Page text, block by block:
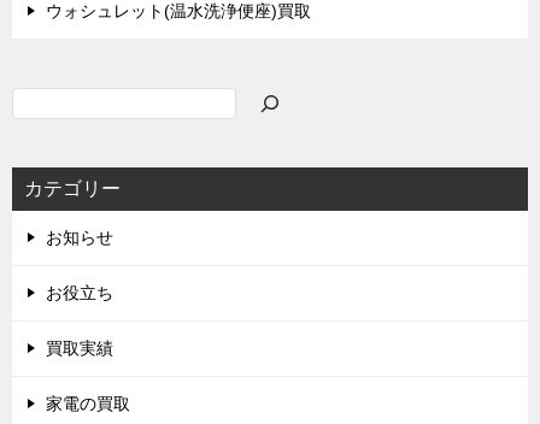
ウォシュレット(温水洗浄便座)買取
カテゴリー
お知らせ
お役立ち
買取実績
家電の買取